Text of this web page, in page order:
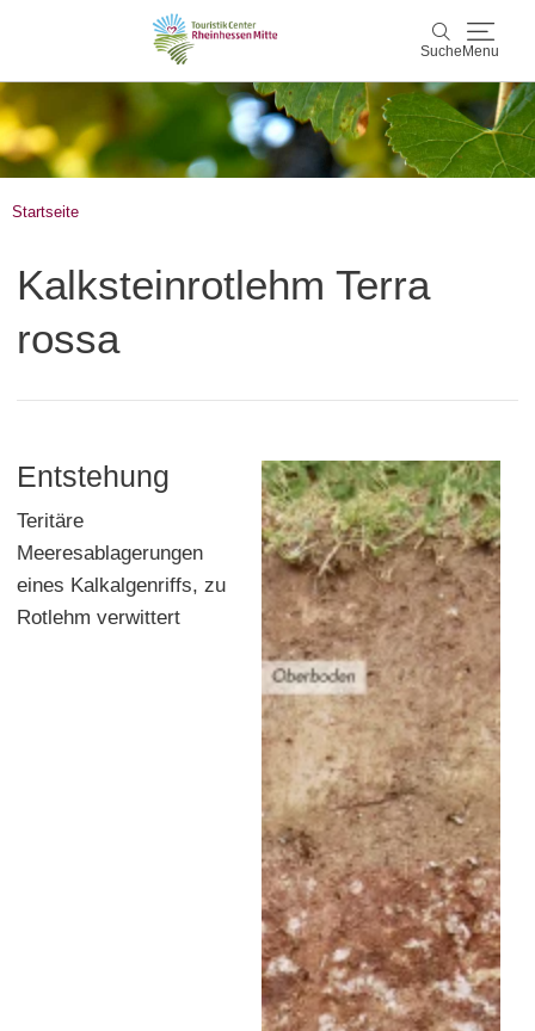
Suche Menu
Suche
Rheinhessen Mitte
Rheinhessen Blog
Startseite
Kalksteinrotlehm Terra
rossa
Entstehung
Teritäre
Meeresablagerungen
eines Kalkalgenriffs, zu
Rotlehm verwittert